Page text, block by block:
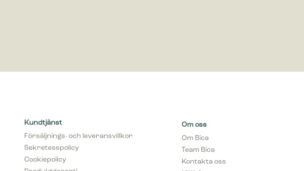
Kundtjänst
Försäljnings- och leveransvillkor
Sekretesspolicy
Cookiepolicy
Om oss
Om Bica
Team Bica
Kontakta oss